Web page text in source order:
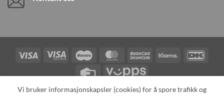
Visa
Visa
Electron
Maestro MasterCardMasterCardKlarna
Credit
Vipps
Vi bruker informasjonskapsler (cookies) for å spore trafikk og